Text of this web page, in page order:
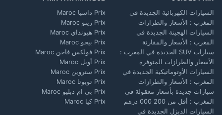
السيارات الكهربائية الجديدة في
المغرب : الأسعار والطرازات
السيارات الهجينة الجديدة في
المغرب : الأسعار والمقارنة
سيارات SUV الجديدة في المغرب :
الأسعار والطرازات المتوفرة
السيارات الأوتوماتيكية الجديدة في
المغرب : الأسعار والطرازات
سيارات جديدة بأسعار معقولة في
المغرب : أقل من 200 000 درهم
السيارات الديزل الجديدة في
Prix داسيا Maroc
Prix رينو Maroc
Prix هيونداي Maroc
Prix بيجو Maroc
Prix فولكس فاجن Maroc
Prix أوبل Maroc
Prix ستروين Maroc
Prix تويوتا Maroc
Prix بي ام دبليو Maroc
Prix كيا Maroc